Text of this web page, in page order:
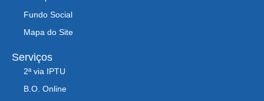
Fundo Social
Mapa do Site
Serviços
2ª via IPTU
B.O. Online